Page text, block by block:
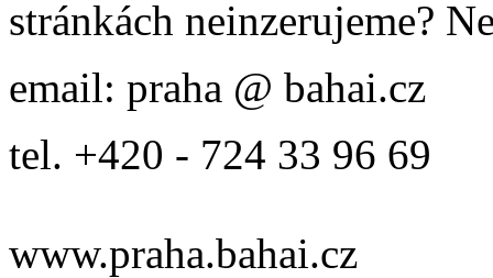
stránkách neinzerujeme?
email: praha @ bahai.cz
tel. +420 - 724 33 96 69
www.praha.bahai.cz